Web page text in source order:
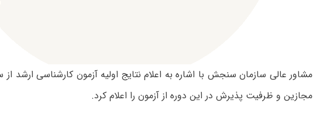
مجازین و ظرفیت پذیرش در این دوره از آزمون را اعلام کرد.